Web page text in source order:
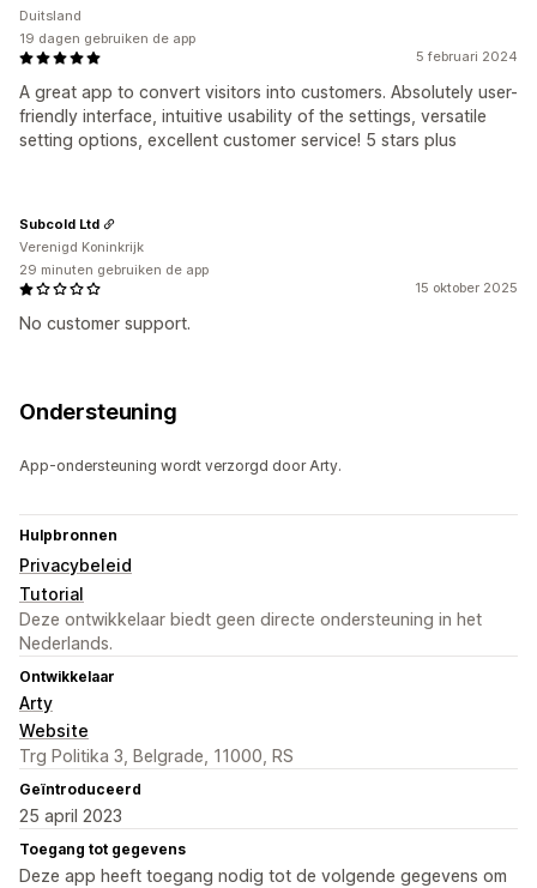
5 februari 2024
A great app to convert visitors into customers. Absolutely user-
friendly interface, intuitive usability of the settings, versatile
setting options, excellent customer service! 5 stars plus
Duitsland
19 dagen gebruiken de app
15 oktober 2025
No customer support.
Subcold Ltd
Verenigd Koninkrijk
29 minuten gebruiken de app
Ondersteuning
App-ondersteuning wordt verzorgd door Arty.
Hulpbronnen
Privacybeleid
Tutorial
Deze ontwikkelaar biedt geen directe ondersteuning in het
Nederlands.
Ontwikkelaar
Arty
Website
Trg Politika 3, Belgrade, 11000, RS
Geïntroduceerd
25 april 2023
Toegang tot gegevens
Deze app heeft toegang nodig tot de volgende gegevens om